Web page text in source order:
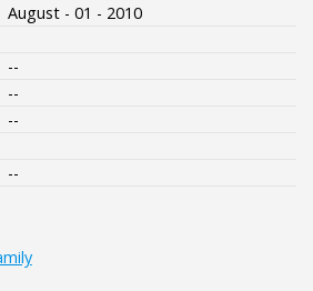
August - 01 - 2010
--
--
--
--